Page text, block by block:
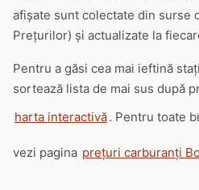
afișate sunt colectate din surse
Prețurilor) și actualizate la
Pentru a găsi cea mai ieftină
sortează lista de mai sus după
harta interactivă. Pentru toate
vezi pagina prețuri carburanți